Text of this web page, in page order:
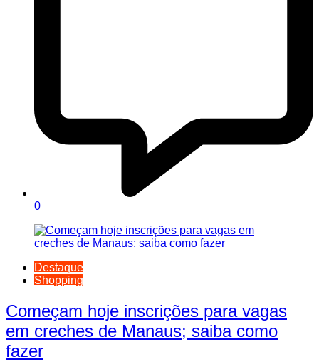
0
Destaque
Shopping
Começam hoje inscrições para vagas
em creches de Manaus; saiba como
fazer